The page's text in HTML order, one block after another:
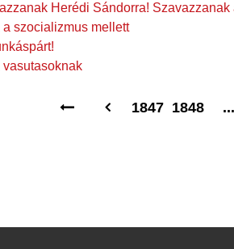
Herédi Sándorra! Szavazzanak
szocializmus mellett
1847 1848 ...